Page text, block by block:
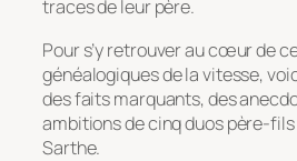
traces de leur père.
Pour s’y retrouver au cœur de
généalogiques de la vitesse,
des faits marquants, des
ambitions de cinq duos père-
Sarthe.